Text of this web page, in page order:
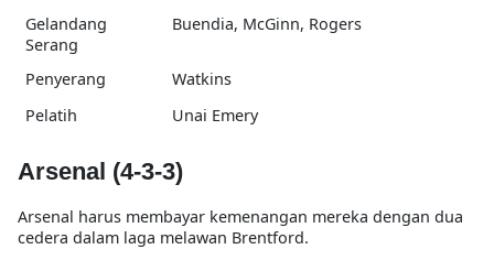
Gelandang
Serang
Buendia, McGinn, Rogers
Penyerang
Watkins
Pelatih
Unai Emery
Arsenal (4-3-3)
Arsenal harus membayar kemenangan mereka dengan dua
cedera dalam laga melawan Brentford.